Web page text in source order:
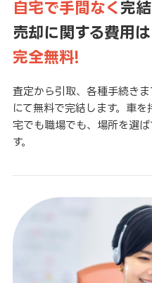
自宅で手間なく 完結
売却に関する費用は
完全無料!
査定から引取、各種手続き
にて無料で完結します。車
宅でも職場でも、場所を選
す。